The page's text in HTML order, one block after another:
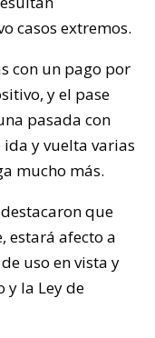
casos extremos.
con un pago por
y el pase
pasada con
ida y vuelta varias
mucho más.
que
estará afecto a
uso en vista y
y la Ley de